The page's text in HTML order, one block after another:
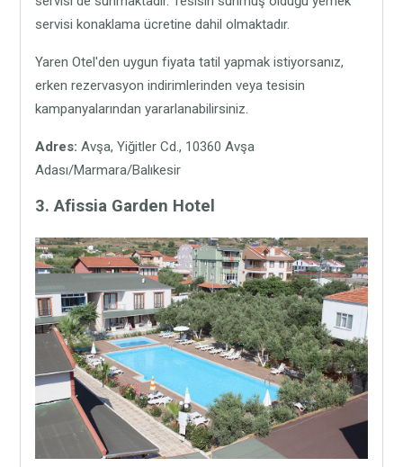
servisi konaklama ücretine dahil olmaktadır.
Yaren Otel'den uygun fiyata tatil yapmak istiyorsanız,
erken rezervasyon indirimlerinden veya tesisin
kampanyalarından yararlanabilirsiniz.
Adres:Avşa, Yiğitler Cd., 10360 Avşa
Adası/Marmara/Balıkesir
3. Afissia Garden Hotel